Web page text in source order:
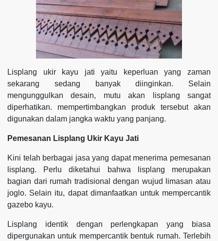
Lisplang ukir kayu jati yaitu keperluan yang zaman
sekarang sedang banyak diinginkan. Selain
mengunggulkan desain, mutu akan lisplang sangat
diperhatikan. mempertimbangkan produk tersebut akan
digunakan dalam jangka waktu yang panjang.
Pemesanan Lisplang Ukir Kayu Jati
Kini telah berbagai jasa yang dapat menerima pemesanan
lisplang. Perlu diketahui bahwa lisplang merupakan
bagian dari rumah tradisional dengan wujud limasan atau
joglo. Selain itu, dapat dimanfaatkan untuk mempercantik
gazebo kayu.
Lisplang identik dengan perlengkapan yang biasa
dipergunakan untuk mempercantik bentuk rumah. Terlebih